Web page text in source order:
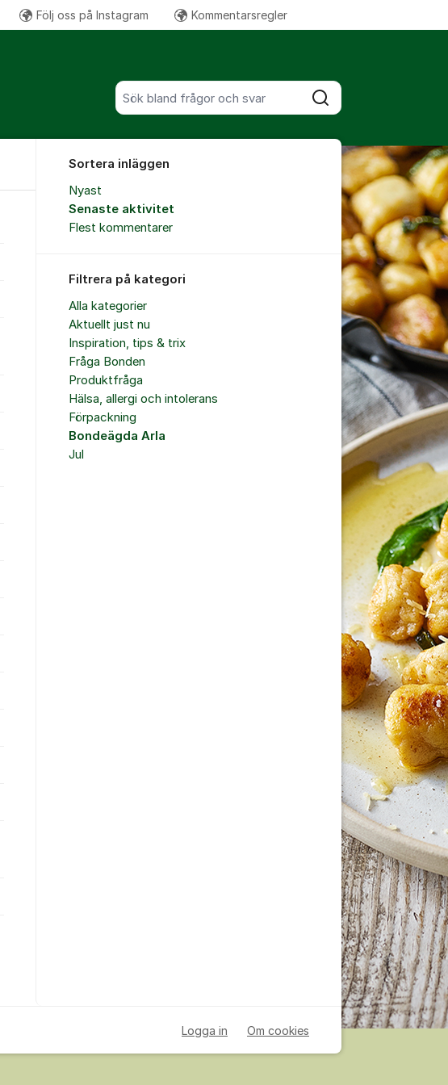
Sök bland alla inlägg
Sök
Följ oss på Instagram KommentarsreglerFler supportlänkar
Sortera inläggen
Nyast
Senaste aktivitet
Flest kommentarer
Filtrera på kategori
Alla kategorier
Aktuellt just nu
Inspiration, tips & trix
Fråga Bonden
Produktfråga
Hälsa, allergi och intolerans
Förpackning
Bondeägda Arla
Jul
Logga in Om cookies